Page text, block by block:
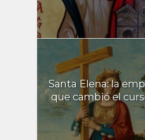
Santa Elena: la
que cambió el